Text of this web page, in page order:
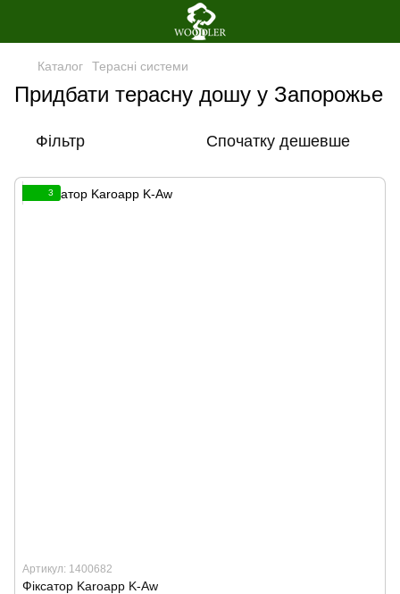
Каталог Терасні системи
Придбати терасну дошу у Запорожье
Фільтр Спочатку дешевше
3
Артикул: 1400682
Фіксатор Karoapp K-Aw